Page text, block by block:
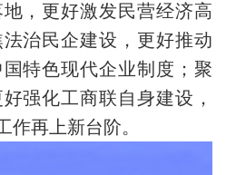
，更好激发民营经济高
治民企建设，更好推动
特色现代企业制度；聚
强化工商联自身建设，
作再上新台阶。